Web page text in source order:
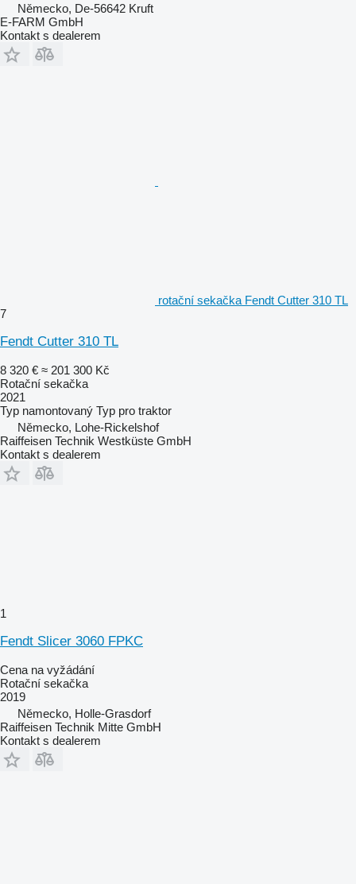
Německo, De-56642 Kruft
E-FARM GmbH
Kontakt s dealerem
rotační sekačka Fendt Cutter 310 TL
7
Fendt Cutter 310 TL
8 320 € ≈ 201 300 Kč
Rotační sekačka
2021
Typ namontovaný Typ pro traktor
Německo, Lohe-Rickelshof
Raiffeisen Technik Westküste GmbH
Kontakt s dealerem
1
Fendt Slicer 3060 FPKC
Cena na vyžádání
Rotační sekačka
2019
Německo, Holle-Grasdorf
Raiffeisen Technik Mitte GmbH
Kontakt s dealerem